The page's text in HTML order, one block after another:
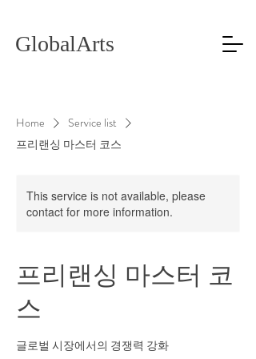
GlobalArts
Home
Service list
프리랜싱 마스터 코스
This service is not available, please
contact for more information.
프리랜싱 마스터 코
스
글로벌 시장에서의 경쟁력 강화